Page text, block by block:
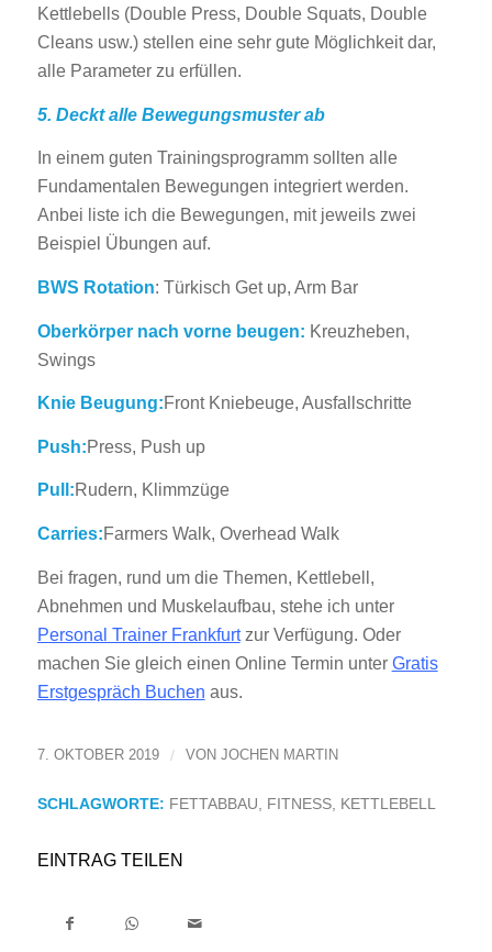
Kettlebells (Double Press, Double Squats, Double
Cleans usw.) stellen eine sehr gute Möglichkeit dar,
alle Parameter zu erfüllen.
5. Deckt alle Bewegungsmuster ab
In einem guten Trainingsprogramm sollten alle
Fundamentalen Bewegungen integriert werden.
Anbei liste ich die Bewegungen, mit jeweils zwei
Beispiel Übungen auf.
BWS Rotation: Türkisch Get up, Arm Bar
Oberkörper nach vorne beugen: Kreuzheben,
Swings
Knie Beugung:Front Kniebeuge, Ausfallschritte
Push:Press, Push up
Pull:Rudern, Klimmzüge
Carries:Farmers Walk, Overhead Walk
Bei fragen, rund um die Themen, Kettlebell,
Abnehmen und Muskelaufbau, stehe ich unter
Personal Trainer Frankfurtzur Verfügung. Oder
machen Sie gleich einen Online Termin unter Gratis
Erstgespräch Buchen aus.
7. OKTOBER 2019 / VON JOCHEN MARTIN
SCHLAGWORTE: FETTABBAU, FITNESS, KETTLEBELL
EINTRAG TEILEN